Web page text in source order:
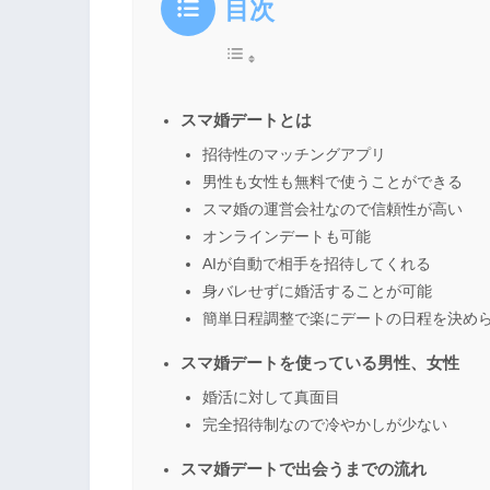
目次
スマ婚デートとは
招待性のマッチングアプリ
男性も女性も無料で使うことができる
スマ婚の運営会社なので信頼性が高い
オンラインデートも可能
AIが自動で相手を招待してくれる
身バレせずに婚活することが可能
簡単日程調整で楽にデートの日程を決め
スマ婚デートを使っている男性、女性
婚活に対して真面目
完全招待制なので冷やかしが少ない
スマ婚デートで出会うまでの流れ